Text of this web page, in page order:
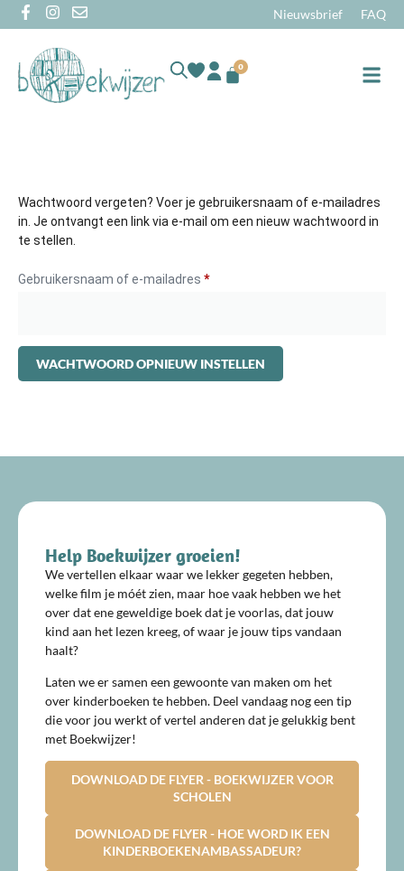
Nieuwsbrief FAQ
0
Wachtwoord vergeten? Voer je gebruikersnaam of e-mailadres
in. Je ontvangt een link via e-mail om een nieuw wachtwoord in
te stellen.
Gebruikersnaam of e-mailadres *
WACHTWOORD OPNIEUW INSTELLEN
Help Boekwijzer groeien!
We vertellen elkaar waar we lekker gegeten hebben,
welke film je móét zien, maar hoe vaak hebben we het
over dat ene geweldige boek dat je voorlas, dat jouw
kind aan het lezen kreeg, of waar je jouw tips vandaan
haalt?
Laten we er samen een gewoonte van maken om het
over kinderboeken te hebben. Deel vandaag nog een tip
die voor jou werkt of vertel anderen dat je gelukkig bent
met Boekwijzer!
DOWNLOAD DE FLYER - BOEKWIJZER VOOR
SCHOLEN
DOWNLOAD DE FLYER - HOE WORD IK EEN
KINDERBOEKENAMBASSADEUR?